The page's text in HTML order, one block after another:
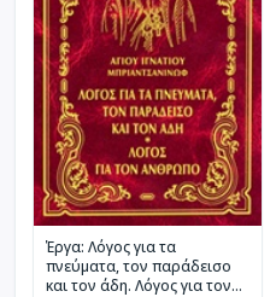
Έργα: Λόγος για τα
πνεύματα, τον παράδεισο
και τον άδη. Λόγος για τον